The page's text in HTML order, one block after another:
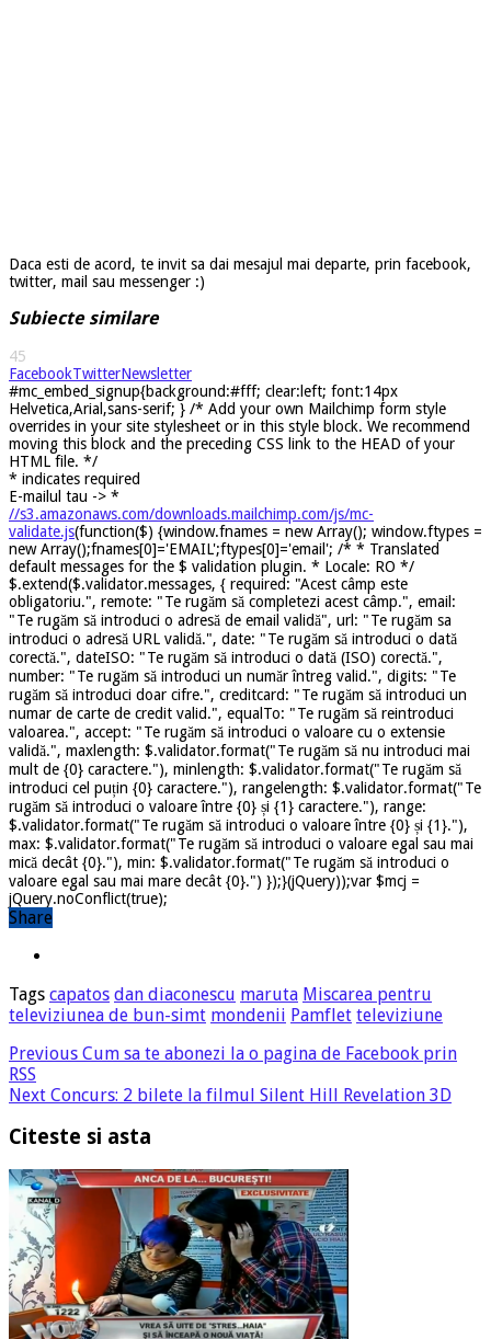
Daca esti de acord, te invit sa dai mesajul mai departe, prin facebook,
twitter, mail sau messenger :)
Subiecte similare
45
FacebookTwitterNewsletter
#mc_embed_signup{background:#fff; clear:left; font:14px
Helvetica,Arial,sans-serif; } /* Add your own Mailchimp form style
overrides in your site stylesheet or in this style block. We recommend
moving this block and the preceding CSS link to the HEAD of your
HTML file. */
* indicates required
E-mailul tau -> *
//s3.amazonaws.com/downloads.mailchimp.com/js/mc-
validate.js(function($) {window.fnames = new Array(); window.ftypes =
new Array();fnames[0]='EMAIL';ftypes[0]='email'; /* * Translated
default messages for the $ validation plugin. * Locale: RO */
$.extend($.validator.messages, { required: "Acest câmp este
obligatoriu.", remote: "Te rugăm să completezi acest câmp.", email:
"Te rugăm să introduci o adresă de email validă", url: "Te rugăm sa
introduci o adresă URL validă.", date: "Te rugăm să introduci o dată
corectă.", dateISO: "Te rugăm să introduci o dată (ISO) corectă.",
number: "Te rugăm să introduci un număr întreg valid.", digits: "Te
rugăm să introduci doar cifre.", creditcard: "Te rugăm să introduci un
numar de carte de credit valid.", equalTo: "Te rugăm să reintroduci
valoarea.", accept: "Te rugăm să introduci o valoare cu o extensie
validă.", maxlength: $.validator.format("Te rugăm să nu introduci mai
mult de {0} caractere."), minlength: $.validator.format("Te rugăm să
introduci cel puțin {0} caractere."), rangelength: $.validator.format("Te
rugăm să introduci o valoare între {0} și {1} caractere."), range:
$.validator.format("Te rugăm să introduci o valoare între {0} și {1}."),
max: $.validator.format("Te rugăm să introduci o valoare egal sau mai
mică decât {0}."), min: $.validator.format("Te rugăm să introduci o
valoare egal sau mai mare decât {0}.") });}(jQuery));var $mcj =
jQuery.noConflict(true);
Share
Tags capatos dan diaconescu maruta Miscarea pentru
televiziunea de bun-simt mondenii Pamflet televiziune
Previous Cum sa te abonezi la o pagina de Facebook prin
RSS
Next Concurs: 2 bilete la filmul Silent Hill Revelation 3D
Citeste si asta